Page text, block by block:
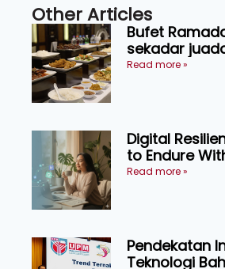
Other Articles
Bufet
sekadar
memilih dan
Read more »
Digital
to Endure
Pressure
Read more »
Pendekatan
Teknologi